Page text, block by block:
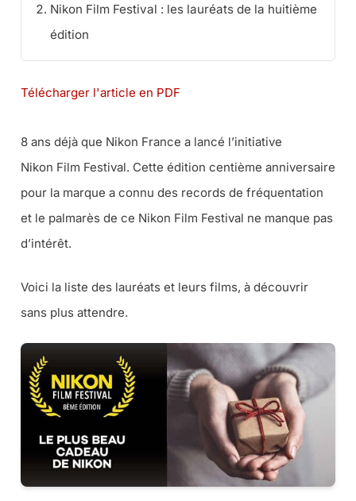
Nikon Film Festival : les lauréats de la huitième
édition
Télécharger l'article en PDF
8 ans déjà que Nikon France a lancé l’initiative
Nikon Film Festival. Cette édition centième anniversaire
pour la marque a connu des records de fréquentation
et le palmarès de ce Nikon Film Festival ne manque pas
d’intérêt.
Voici la liste des lauréats et leurs films, à découvrir
sans plus attendre.